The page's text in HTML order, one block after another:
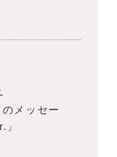
メッセー